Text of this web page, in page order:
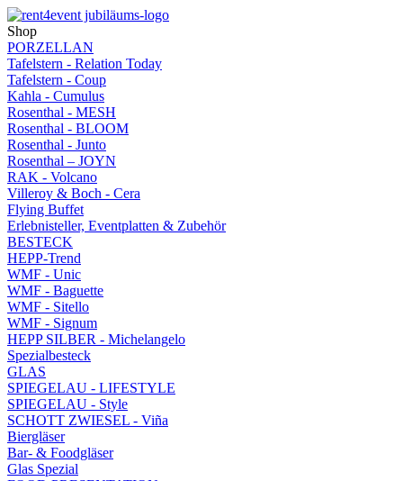
Shop
PORZELLAN
Tafelstern - Relation Today
Tafelstern - Coup
Kahla - Cumulus
Rosenthal - MESH
Rosenthal - BLOOM
Rosenthal - Junto
Rosenthal – JOYN
RAK - Volcano
Villeroy & Boch - Cera
Flying Buffet
Erlebnisteller, Eventplatten & Zubehör
BESTECK
HEPP-Trend
WMF - Unic
WMF - Baguette
WMF - Sitello
WMF - Signum
HEPP SILBER - Michelangelo
Spezialbesteck
GLAS
SPIEGELAU - LIFESTYLE
SPIEGELAU - Style
SCHOTT ZWIESEL - Viña
Biergläser
Bar- & Foodgläser
Glas Spezial